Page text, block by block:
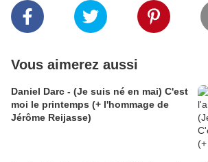
Vous aimerez aussi
Daniel Darc - (Je suis né en mai) C'est
moi le printemps (+ l'hommage de
Jérôme Reijasse)